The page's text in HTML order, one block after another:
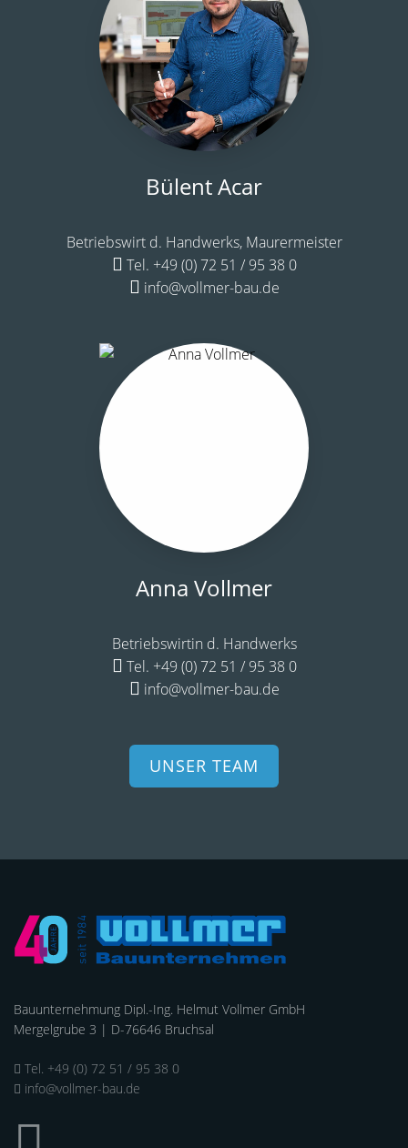
Bülent Acar
Betriebswirt d. Handwerks, Maurermeister
Tel. +49 (0) 72 51 / 95 38 0
info@vollmer-bau.de
Anna Vollmer
Betriebswirtin d. Handwerks
Tel. +49 (0) 72 51 / 95 38 0
info@vollmer-bau.de
UNSER TEAM
Bauunternehmung Dipl.-Ing. Helmut Vollmer GmbH
Mergelgrube 3 | D-76646 Bruchsal
Tel. +49 (0) 72 51 / 95 38 0
info@vollmer-bau.de